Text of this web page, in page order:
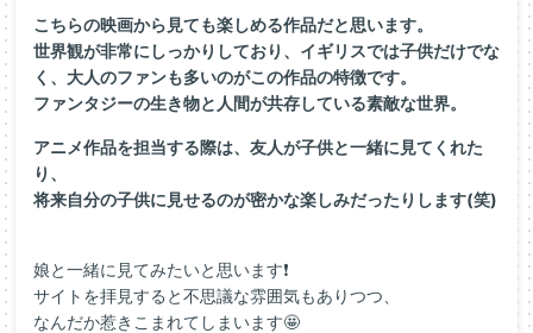
こちらの映画から見ても楽しめる作品だと思います。
世界観が非常にしっかりしており、イギリスでは子供だけでな
く、 大人のファンも多いのがこの作品の特徴です。
ファンタジーの生き物と人間が共存している素敵な世界。
アニメ作品を担当する際は、友人が子供と一緒に見てくれた
り、
将来自分の子供に見せるのが密かな楽しみだったりします(笑)
娘と一緒に見てみたいと思います❗
サイトを拝見すると不思議な雰囲気もありつつ、
なんだか惹きこまれてしまいます🤩